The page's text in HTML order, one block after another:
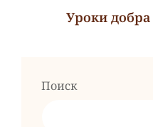
Уроки
Поиск